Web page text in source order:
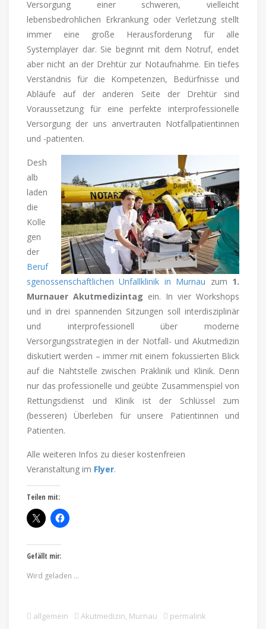
Versorgung einer schweren, vielleicht
lebensbedrohlichen Erkrankung oder Verletzung stellt
immer eine große Herausforderung für alle
Systemplayer dar. Sie beginnt mit dem Notruf, endet
aber nicht an der Drehtür zur Notaufnahme. Ein tiefes
Verständnis für die Kompetenzen, Bedürfnisse und
Abläufe auf der anderen Seite der Drehtür sind
Voraussetzung für eine perfekte interprofessionelle
Versorgung der uns anvertrauten Notfallpatientinnen
und -patienten.
Desh
alb
laden
die
Kolle
gen
der
Beruf
sgenossenschaftlichen Unfallklinik in Murnau zum 1.
Murnauer Akutmedizintag ein. In vier Workshops
und in drei spannenden Sitzungen soll interdisziplinär
und interprofessionell über moderne
Versorgungsstrategien in der Notfall- und Akutmedizin
diskutiert werden – immer mit einem fokussierten Blick
auf die Nahtstelle zwischen Präklinik und Klinik. Denn
nur das professionelle und geübte Zusammenspiel von
Rettungsdienst und Klinik ist der Schlüssel zum
(besseren) Überleben für unsere Patientinnen und
Patienten.
Alle weiteren Infos zu dieser kostenfreien
Veranstaltung im Flyer.
Teilen mit:
Gefällt mir:
Wird geladen …
allgemein Akutmedizin, Murnau permalink